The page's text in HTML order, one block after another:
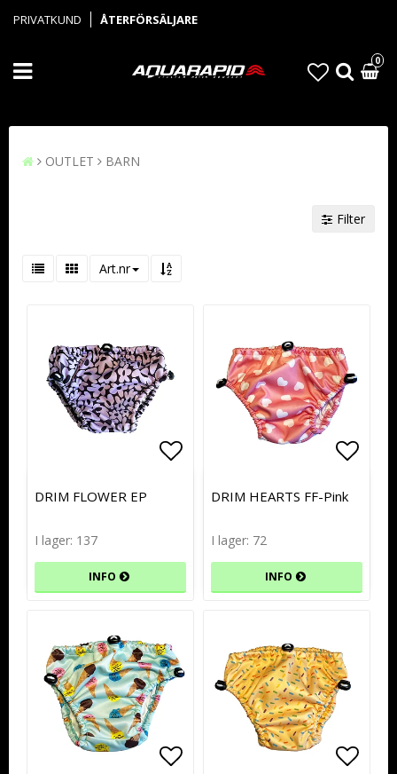
PRIVATKUND ÅTERFÖRSÄLJARE
0
OUTLET BARN
Filter
Art.nr
Lägg till i favoritlistan
Lägg till i favoritlistan
DRIM FLOWER EP
I lager: 137
INFO
DRIM HEARTS FF-Pink
I lager: 72
INFO